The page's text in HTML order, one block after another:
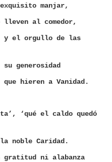
manjar,
lleven al comedor,
y el orgullo de las
su generosidad
que hieren a Vanidad.
‘qué el caldo quedó
noble Caridad.
gratitud ni alabanza